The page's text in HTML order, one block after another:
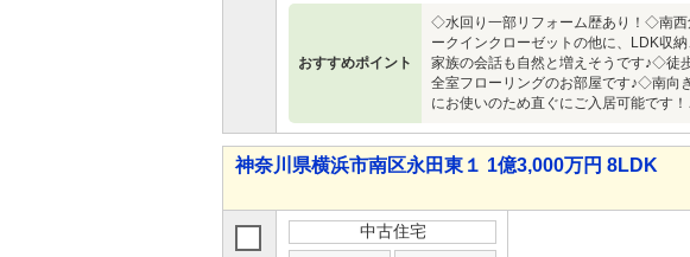
おすすめポイント
◇水回り一部リフォーム歴あり！◇南西
ークインクローゼットの他に、LDK収
家族の会話も自然と増えそうです♪◇徒
全室フローリングのお部屋です♪◇南向
にお使いのため直ぐにご入居可能です
神奈川県横浜市南区永田東１ 1億3,000万円 8LDK
中古住宅